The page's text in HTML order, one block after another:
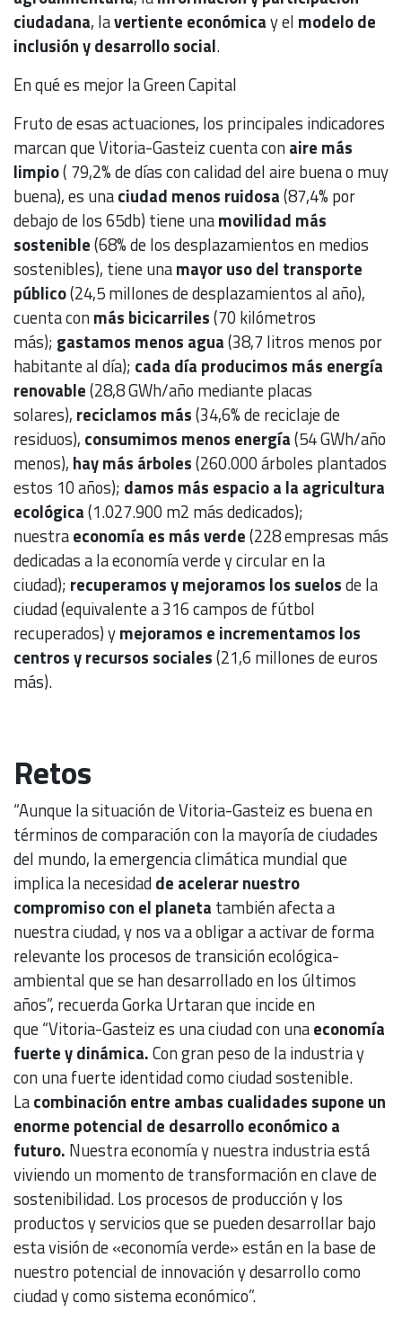
ciudadana, lavertiente económicay el modelo de
inclusión y desarrollo social.
En qué es mejor la Green Capital
Fruto de esas actuaciones, los principales indicadores
marcan que Vitoria-Gasteiz cuenta conaire más
limpio( 79,2% de días con calidad del aire buena o muy
buena), es unaciudad menos ruidosa(87,4% por
debajo de los 65db) tiene unamovilidad más
sostenible(68% de los desplazamientos en medios
sostenibles), tiene unamayor uso del transporte
público(24,5 millones de desplazamientos al año),
cuenta conmás bicicarriles(70 kilómetros
más); gastamos menos agua(38,7 litros menos por
habitante al día); cada día producimos más energía
renovable(28,8 GWh/año mediante placas
solares), reciclamos más(34,6% de reciclaje de
residuos), consumimos menos energía(54 GWh/año
menos), hay más árboles(260.000 árboles plantados
estos 10 años); damos más espacio a la agricultura
ecológica(1.027.900 m2 más dedicados);
nuestraeconomía es más verde(228 empresas más
dedicadas a la economía verde y circular en la
ciudad); recuperamos y mejoramos los suelosde la
ciudad (equivalente a 316 campos de fútbol
recuperados) ymejoramos e incrementamos los
centros y recursos sociales(21,6 millones de euros
más).
Retos
“Aunque la situación de Vitoria-Gasteiz es buena en
términos de comparación con la mayoría de ciudades
del mundo, la emergencia climática mundial que
implica la necesidadde acelerar nuestro
compromiso con el planeta también afecta a
nuestra ciudad, y nos va a obligar a activar de forma
relevante los procesos de transición ecológica-
ambiental que se han desarrollado en los últimos
años”, recuerda Gorka Urtaran que incide en
que “Vitoria-Gasteiz es una ciudad con unaeconomía
fuerte y dinámica.Con gran peso de la industria y
con una fuerte identidad como ciudad sostenible.
Lacombinación entre ambas cualidades supone un
enorme potencial de desarrollo económico a
futuro. Nuestra economía y nuestra industria está
viviendo un momento de transformación en clave de
sostenibilidad. Los procesos de producción y los
productos y servicios que se pueden desarrollar bajo
esta visión de «economía verde» están en la base de
nuestro potencial de innovación y desarrollo como
ciudad y como sistema económico”.